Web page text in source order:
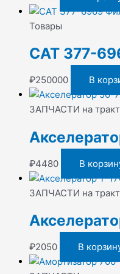
Товары
CAT 377-
₽250000 В
ЗАПЧАСТИ на
₽4480 В
ЗАПЧАСТИ на
₽2050 В